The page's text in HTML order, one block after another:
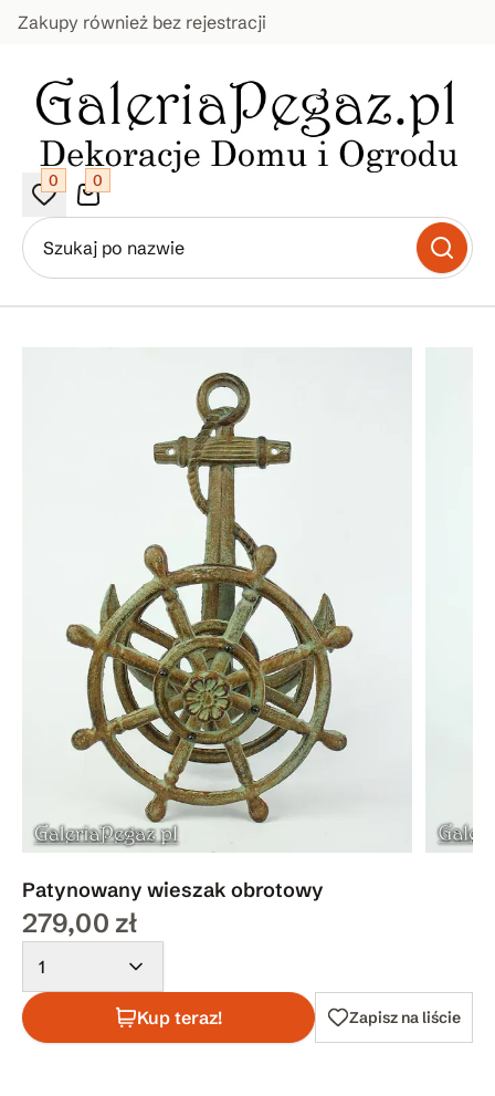
Zakupy również bez rejestracji
0 0
Patynowany wieszak obrotowy
279,00 zł
1
Kup teraz! Zapisz na liście